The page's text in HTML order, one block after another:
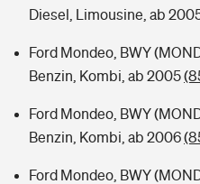
Diesel, Limousine, ab
Ford Mondeo, BWY
Benzin, Kombi, ab 2005
Ford Mondeo, BWY
Benzin, Kombi, ab 2006
Ford Mondeo, BWY